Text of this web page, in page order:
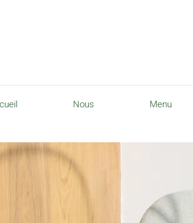
Nous Menu